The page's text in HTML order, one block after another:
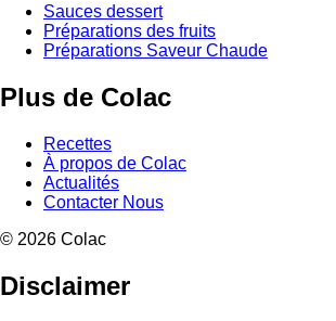
Sauces dessert
Préparations des fruits
Préparations Saveur Chaude
Plus de Colac
Recettes
À propos de Colac
Actualités
Contacter Nous
© 2026 Colac
Disclaimer